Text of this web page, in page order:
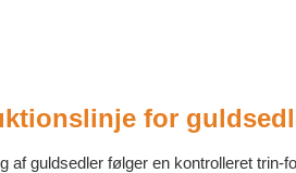
for
af guldsedler følger en kontrolleret